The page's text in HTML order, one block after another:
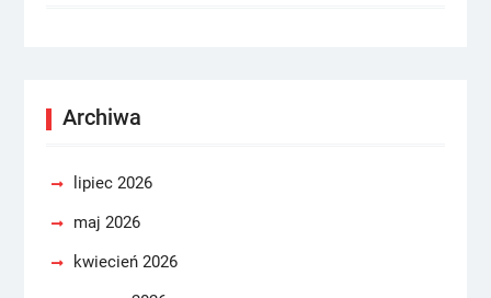
Archiwa
lipiec 2026
maj 2026
kwiecień 2026